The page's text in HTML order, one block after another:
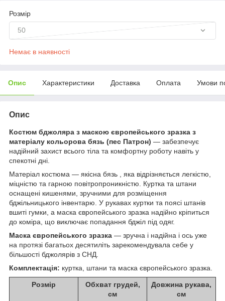
Розмір
50
Немає в наявності
Опис Характеристики Доставка Оплата Умови
Опис
Костюм бджоляра з маскою європейського зразка з
матеріалу кольорова бязь (пес Патрон) — забезпечує
надійний захист всього тіла та комфортну роботу навіть у
спекотні дні.
Матеріал костюма — якісна бязь , яка відрізняється легкістю,
міцністю та гарною повітропроникністю. Куртка та штани
оснащені кишенями, зручними для розміщення
бджільницького інвентарю. У рукавах куртки та поясі штанів
вшиті гумки, а маска європейського зразка надійно кріпиться
до коміра, що виключає попадання бджіл під одяг.
Маска європейського зразка — зручна і надійна і ось уже
на протязі багатьох десятиліть зарекомендувала себе у
більшості бджолярів з СНД.
Комплектація: куртка, штани та маска європейського зразка.
Розмір
Обхват грудей,
см
Довжина рукава,
см